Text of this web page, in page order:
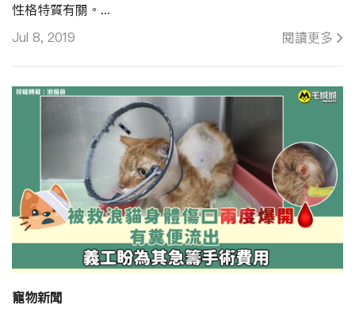
Jul 8, 2019 閱讀更多
性格特質有關。...
寵物新聞